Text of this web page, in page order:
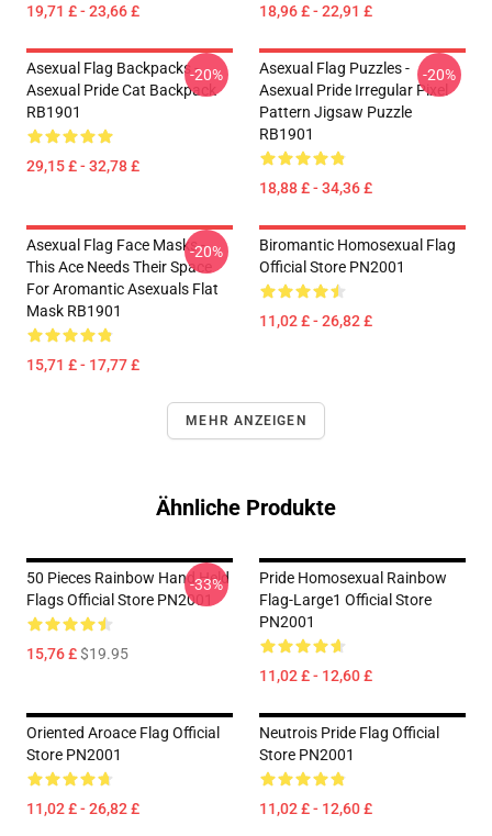
19,71 £ - 23,66 £ 18,96 £ - 22,91 £
Asexual Flag Backpacks -
Asexual Pride Cat Backpack
RB1901
29,15 £ - 32,78 £
-20%
Asexual Flag Puzzles -
Asexual Pride Irregular Pixel
Pattern Jigsaw Puzzle
RB1901
18,88 £ - 34,36 £
-20%
Asexual Flag Face Masks -
This Ace Needs Their Space
For Aromantic Asexuals Flat
Mask RB1901
15,71 £ - 17,77 £
-20%
Biromantic Homosexual Flag
Official Store PN2001
11,02 £ - 26,82 £
MEHR ANZEIGEN
Ähnliche Produkte
50 Pieces Rainbow Hand Held
Flags Official Store PN2001
15,76 £$19.95
-33%
Pride Homosexual Rainbow
Flag-Large1 Official Store
PN2001
11,02 £ - 12,60 £
Oriented Aroace Flag Official
Store PN2001
11,02 £ - 26,82 £
Neutrois Pride Flag Official
Store PN2001
11,02 £ - 12,60 £